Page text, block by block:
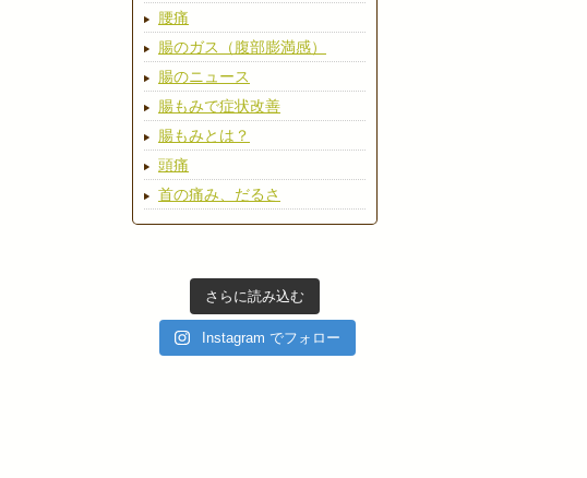
腰痛
腸のガス（腹部膨満感）
腸のニュース
腸もみで症状改善
腸もみとは？
頭痛
首の痛み、だるさ
さらに読み込む
Instagram でフォロー